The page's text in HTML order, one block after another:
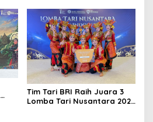
Tim Tari BRI Raih Juara 3
Lomba Tari Nusantara 2026